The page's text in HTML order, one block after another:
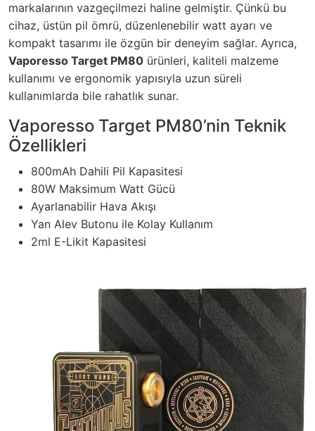
markalarının vazgeçilmezi haline gelmiştir. Çünkü bu
cihaz, üstün pil ömrü, düzenlenebilir watt ayarı ve
kompakt tasarımı ile özgün bir deneyim sağlar. Ayrıca,
Vaporesso Target PM80 ürünleri, kaliteli malzeme
kullanımı ve ergonomik yapısıyla uzun süreli
kullanımlarda bile rahatlık sunar.
Vaporesso Target PM80’nin Teknik
Özellikleri
800mAh Dahili Pil Kapasitesi
80W Maksimum Watt Gücü
Ayarlanabilir Hava Akışı
Yan Alev Butonu ile Kolay Kullanım
2ml E-Likit Kapasitesi